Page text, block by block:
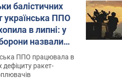
балістичних
українська ППО
в липні: у
назвали
ППО працювала в
дефіциту ракет-